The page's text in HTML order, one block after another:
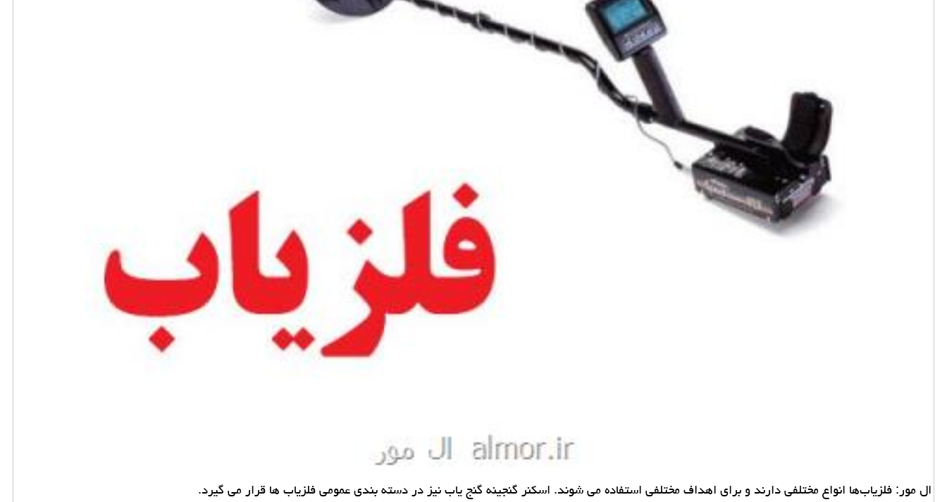
ال مور: فلزیاب‌ها انواع مختلفی دارند و برای اهداف مختلفی استفاده می شوند. اسكنر گنجینه گنج یاب نیز در دسته بندی عمومی فلزیاب ها قرار می گیرد.